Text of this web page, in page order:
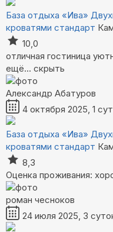
База отдыха «Ива»
кроватями стандарт
10,0
отличная гостиница
ещё... скрыть
Александр Абатуров
4 октября 2025, 1
База отдыха «Ива»
кроватями стандарт
8,3
Оценка проживания:
роман чесноков
24 июля 2025, 3